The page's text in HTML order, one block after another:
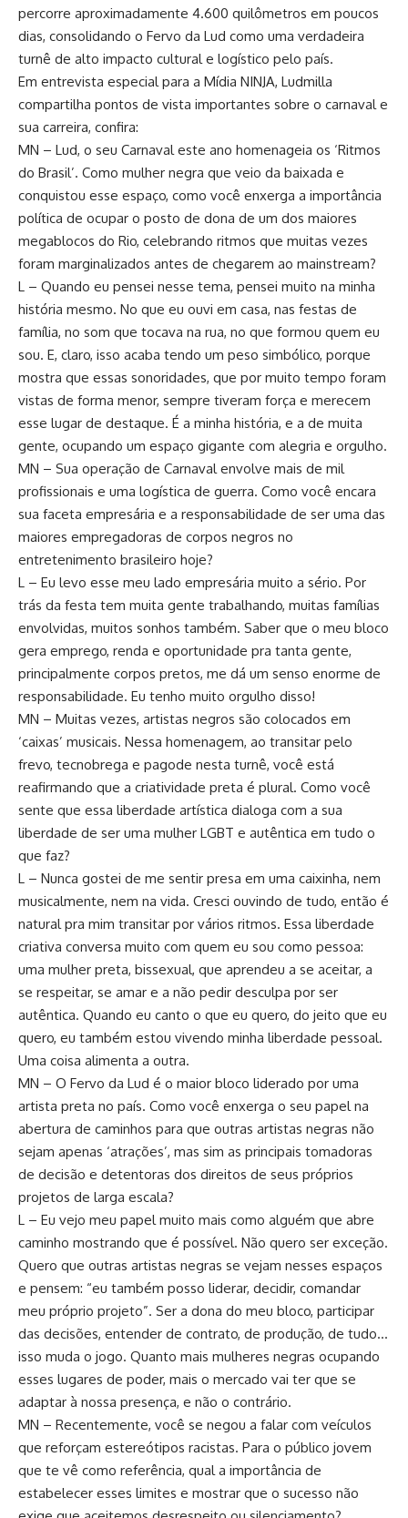
percorre aproximadamente 4.600 quilômetros em poucos
dias, consolidando o Fervo da Lud como uma verdadeira
turnê de alto impacto cultural e logístico pelo país.
Em entrevista especial para a Mídia NINJA, Ludmilla
compartilha pontos de vista importantes sobre o carnaval e
sua carreira, confira:
MN – Lud, o seu Carnaval este ano homenageia os ‘Ritmos
do Brasil’. Como mulher negra que veio da baixada e
conquistou esse espaço, como você enxerga a importância
política de ocupar o posto de dona de um dos maiores
megablocos do Rio, celebrando ritmos que muitas vezes
foram marginalizados antes de chegarem ao mainstream?
L – Quando eu pensei nesse tema, pensei muito na minha
história mesmo. No que eu ouvi em casa, nas festas de
família, no som que tocava na rua, no que formou quem eu
sou. E, claro, isso acaba tendo um peso simbólico, porque
mostra que essas sonoridades, que por muito tempo foram
vistas de forma menor, sempre tiveram força e merecem
esse lugar de destaque. É a minha história, e a de muita
gente, ocupando um espaço gigante com alegria e orgulho.
MN – Sua operação de Carnaval envolve mais de mil
profissionais e uma logística de guerra. Como você encara
sua faceta empresária e a responsabilidade de ser uma das
maiores empregadoras de corpos negros no
entretenimento brasileiro hoje?
L – Eu levo esse meu lado empresária muito a sério. Por
trás da festa tem muita gente trabalhando, muitas famílias
envolvidas, muitos sonhos também. Saber que o meu bloco
gera emprego, renda e oportunidade pra tanta gente,
principalmente corpos pretos, me dá um senso enorme de
responsabilidade. Eu tenho muito orgulho disso!
MN – Muitas vezes, artistas negros são colocados em
‘caixas’ musicais. Nessa homenagem, ao transitar pelo
frevo, tecnobrega e pagode nesta turnê, você está
reafirmando que a criatividade preta é plural. Como você
sente que essa liberdade artística dialoga com a sua
liberdade de ser uma mulher LGBT e autêntica em tudo o
que faz?
L – Nunca gostei de me sentir presa em uma caixinha, nem
musicalmente, nem na vida. Cresci ouvindo de tudo, então é
natural pra mim transitar por vários ritmos. Essa liberdade
criativa conversa muito com quem eu sou como pessoa:
uma mulher preta, bissexual, que aprendeu a se aceitar, a
se respeitar, se amar e a não pedir desculpa por ser
autêntica. Quando eu canto o que eu quero, do jeito que eu
quero, eu também estou vivendo minha liberdade pessoal.
Uma coisa alimenta a outra.
MN – O Fervo da Lud é o maior bloco liderado por uma
artista preta no país. Como você enxerga o seu papel na
abertura de caminhos para que outras artistas negras não
sejam apenas ‘atrações’, mas sim as principais tomadoras
de decisão e detentoras dos direitos de seus próprios
projetos de larga escala?
L – Eu vejo meu papel muito mais como alguém que abre
caminho mostrando que é possível. Não quero ser exceção.
Quero que outras artistas negras se vejam nesses espaços
e pensem: “eu também posso liderar, decidir, comandar
meu próprio projeto”. Ser a dona do meu bloco, participar
das decisões, entender de contrato, de produção, de tudo…
isso muda o jogo. Quanto mais mulheres negras ocupando
esses lugares de poder, mais o mercado vai ter que se
adaptar à nossa presença, e não o contrário.
MN – Recentemente, você se negou a falar com veículos
que reforçam estereótipos racistas. Para o público jovem
que te vê como referência, qual a importância de
estabelecer esses limites e mostrar que o sucesso não